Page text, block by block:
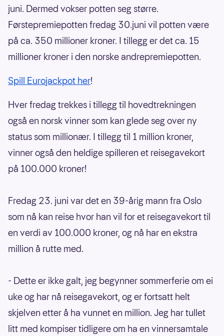
juni. Dermed vokser potten seg større.
Førstepremiepotten fredag 30.juni vil potten være
på ca. 350 millioner kroner. I tillegg er det ca. 15
millioner kroner i den norske andrepremiepotten.
Spill Eurojackpot her!
Hver fredag trekkes i tillegg til hovedtrekningen
også en norsk vinner som kan glede seg over ny
status som millionær. I tillegg til 1 million kroner,
vinner også den heldige spilleren et reisegavekort
på 100.000 kroner!
Fredag 23. juni var det en 39-årig mann fra Oslo
som nå kan reise hvor han vil for et reisegavekort til
en verdi av 100.000 kroner, og nå har en ekstra
million å rutte med.
- Dette er ikke galt, jeg begynner sommerferie om ei
uke og har nå reisegavekort, og er fortsatt helt
skjelven etter å ha vunnet en million. Jeg har tullet
litt med kompiser tidligere om ha en vinnersamtale